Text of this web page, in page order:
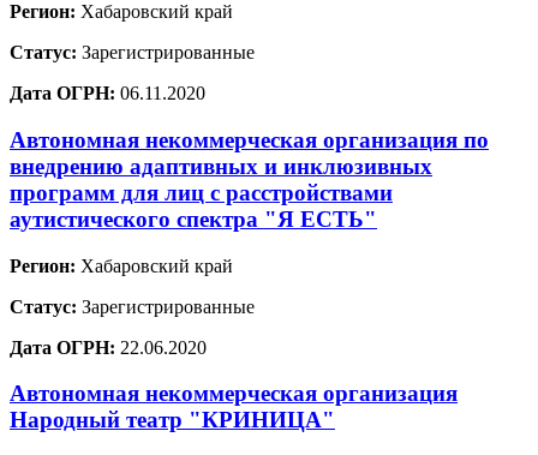
Регион: Хабаровский край
Статус: Зарегистрированные
Дата ОГРН: 06.11.2020
Автономная некоммерческая организация по
внедрению адаптивных и инклюзивных
программ для лиц с расстройствами
аутистического спектра "Я ЕСТЬ"
Регион: Хабаровский край
Статус: Зарегистрированные
Дата ОГРН: 22.06.2020
Автономная некоммерческая организация
Народный театр "КРИНИЦА"